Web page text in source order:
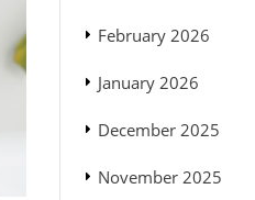
February 2026
January 2026
December 2025
November 2025